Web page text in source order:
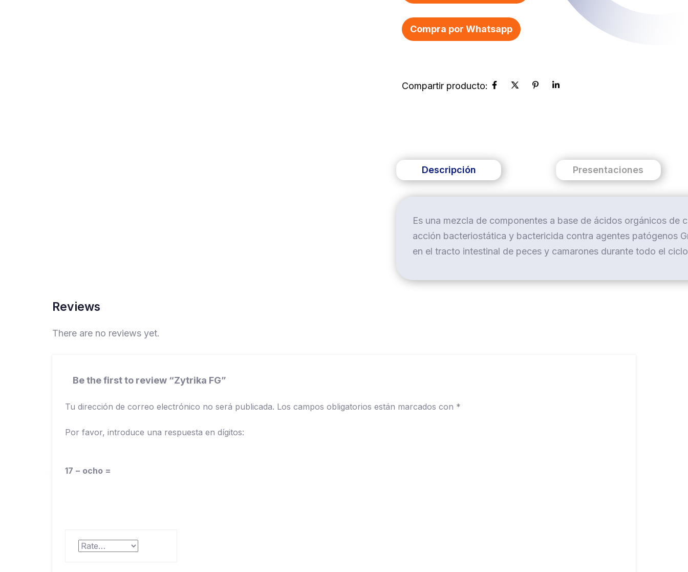
Compra por Whatsapp
Descripción Presentaciones
Es una mezcla de componentes a base de ácidos orgánicos de
acción bacteriostática y bactericida contra agentes patógenos
en el tracto intestinal de peces y camarones durante todo el
Reviews
There are no reviews yet.
Be the first to review “Zytrika FG”
Tu dirección de correo electrónico no será publicada. Los campos obligatorios están marcados con *
Por favor, introduce una respuesta en dígitos:
17 − ocho =